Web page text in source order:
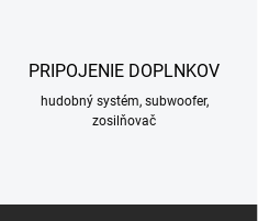
PRIPOJENIE DOPLNKOV
hudobný systém, subwoofer,
zosilňovač